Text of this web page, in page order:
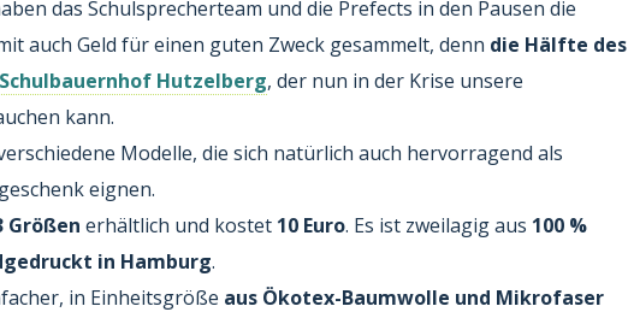
das Schulsprecherteam und die Prefects in den Pausen die
auch Geld für einen guten Zweck gesammelt, denn die Hälfte des
Schulbauernhof Hutzelberg, der nun in der Krise unsere
kann.
Modelle, die sich natürlich auch hervorragend als
eignen.
Größen erhältlich und kostet 10 Euro. Es ist zweilagig aus 100 %
in Hamburg.
in Einheitsgröße aus Ökotex-Baumwolle und Mikrofaser